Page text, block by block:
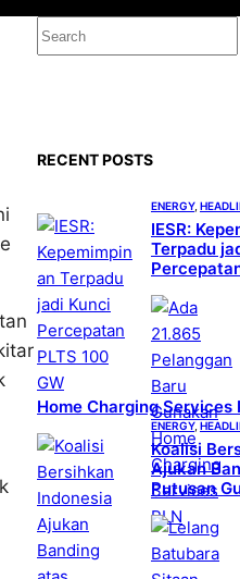
S
e
RECENT POSTS
ENERGY,
IESR:
Terpadu
Home Charging Services
ENERGY,
Koalisi
Ajukan
Putusan